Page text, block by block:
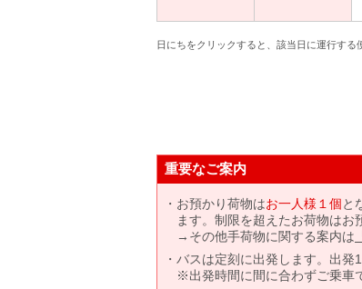
日にちをクリックすると、該当日に運行する
重要なご案内
お預かり荷物はお一人様１個と
ます。制限を超えたお荷物はお
→その他手荷物に関する案内は
バスは定刻に出発します。出発
※出発時間に間に合わずご乗車